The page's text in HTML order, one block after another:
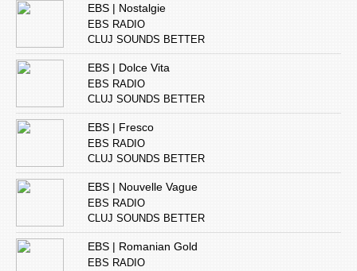
EBS | Nostalgie
EBS RADIO
CLUJ SOUNDS BETTER
EBS | Dolce Vita
EBS RADIO
CLUJ SOUNDS BETTER
EBS | Fresco
EBS RADIO
CLUJ SOUNDS BETTER
EBS | Nouvelle Vague
EBS RADIO
CLUJ SOUNDS BETTER
EBS | Romanian Gold
EBS RADIO